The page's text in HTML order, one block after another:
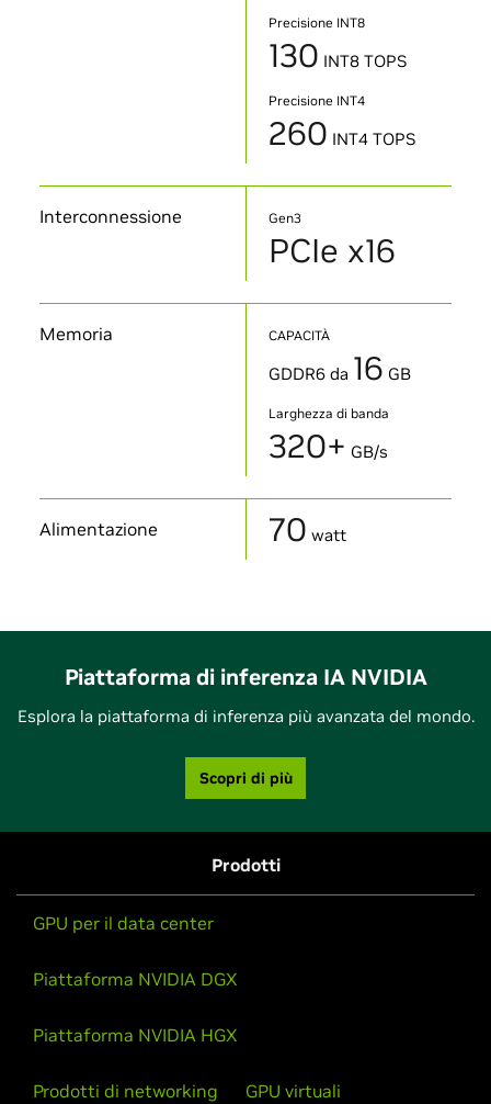
Precisione INT8
130 INT8 TOPS
Precisione INT4
260 INT4 TOPS
Interconnessione Gen3
PCIe x16
Memoria CAPACITÀ
GDDR6 da 16 GB
Larghezza di banda
320+ GB/s
Alimentazione 70 watt
Piattaforma di inferenza IA NVIDIA
Esplora la piattaforma di inferenza più avanzata del mondo.
Scopri di più
Prodotti
GPU per il data center
Piattaforma NVIDIA DGX
Piattaforma NVIDIA HGX
Prodotti di networking GPU virtuali